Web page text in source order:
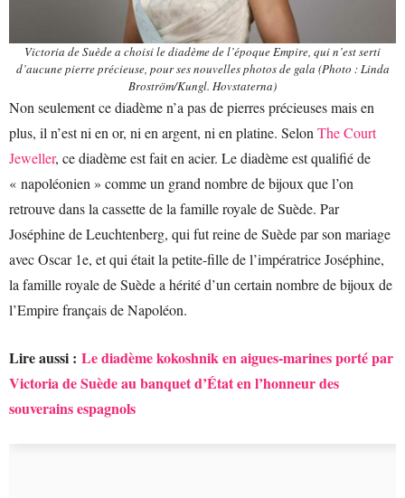
Victoria de Suède a choisi le diadème de l’époque Empire, qui n’est serti
d’aucune pierre précieuse, pour ses nouvelles photos de gala (Photo : Linda
Broström/Kungl. Hovstaterna)
Non seulement ce diadème n’a pas de pierres précieuses mais en
plus, il n’est ni en or, ni en argent, ni en platine. Selon The Court
Jeweller, ce diadème est fait en acier. Le diadème est qualifié de
« napoléonien » comme un grand nombre de bijoux que l’on
retrouve dans la cassette de la famille royale de Suède. Par
Joséphine de Leuchtenberg, qui fut reine de Suède par son mariage
avec Oscar 1e, et qui était la petite-fille de l’impératrice Joséphine,
la famille royale de Suède a hérité d’un certain nombre de bijoux de
l’Empire français de Napoléon.
Lire aussi : Le diadème kokoshnik en aigues-marines porté par
Victoria de Suède au banquet d’État en l’honneur des
souverains espagnols